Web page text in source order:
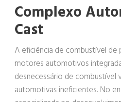
Complexo
Cast
A eficiência de combustível
motores automotivos
desnecessário de combustível
automotivas ineficientes. No